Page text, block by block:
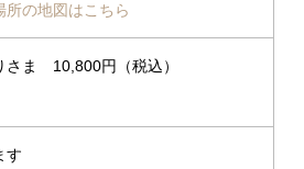
所の地図はこちら
さま 10,800円（税込）
す